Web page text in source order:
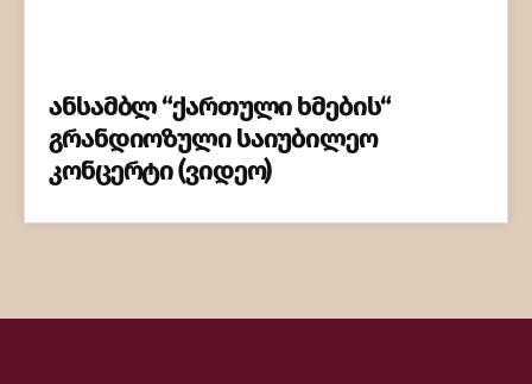
ანსამბლ “ქართული ხმების“
გრანდიოზული საიუბილეო
კონცერტი (ვიდეო)